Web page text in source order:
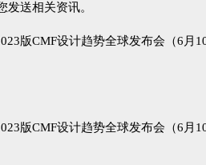
发送相关资讯。